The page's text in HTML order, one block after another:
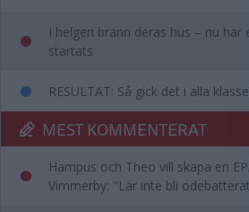
I helgen brann deras hus – nu har
startats
RESULTAT: Så gick det i alla
MEST KOMMENTERAT
Hampus och Theo vill skapa en
Vimmerby: "Lär inte bli